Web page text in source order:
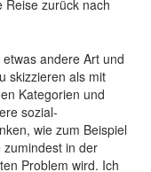
Reise zurück nach
andere Art und
skizzieren als mit
Kategorien und
sozial-
wie zum Beispiel
in der
Problem wird. Ich